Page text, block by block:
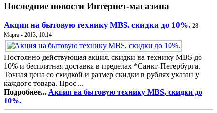
Последние новости Интернет-магазина
Акция на бытовую технику MBS, скидки до 10%. 28
Марта - 2013, 10:14
Постоянно действующая акция, скидки на технику MBS до
10% и бесплатная доставка в пределах *Санкт-Петербурга.
Точная цена со скидкой и размер скидки в рублях указан у
каждого товара. Прос ...
Подробнее... Акция на бытовую технику MBS, скидки до
10%.